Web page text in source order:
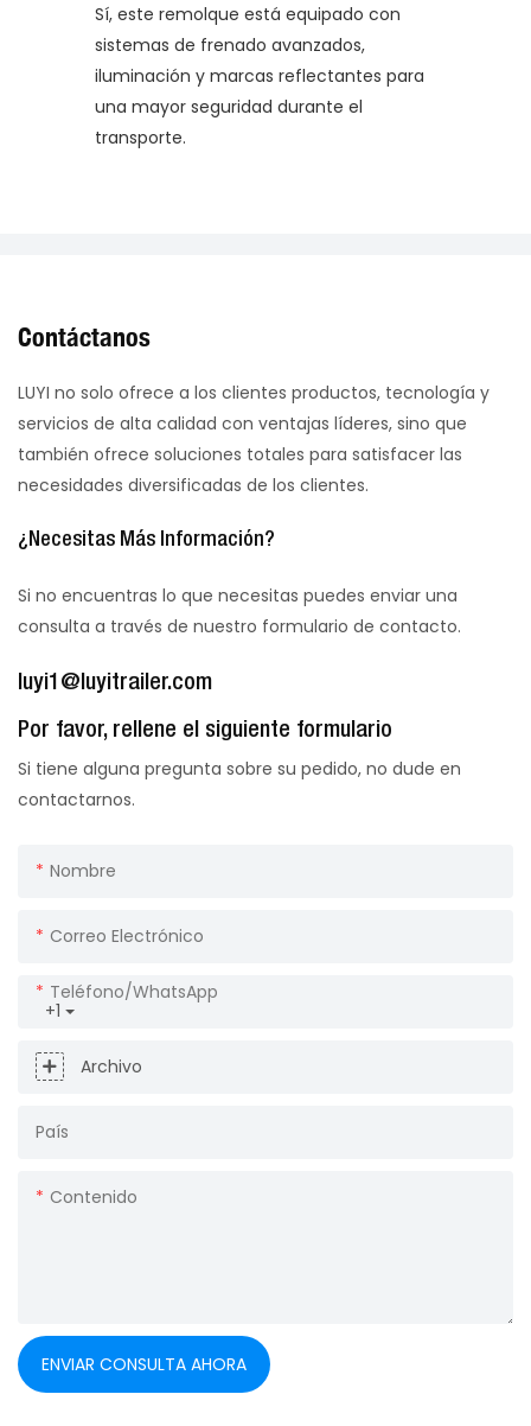
Sí, este remolque está equipado con
sistemas de frenado avanzados,
iluminación y marcas reflectantes para
una mayor seguridad durante el
transporte.
Contáctanos
LUYI no solo ofrece a los clientes productos, tecnología y
servicios de alta calidad con ventajas líderes, sino que
también ofrece soluciones totales para satisfacer las
necesidades diversificadas de los clientes.
¿Necesitas Más Información?
Si no encuentras lo que necesitas puedes enviar una
consulta a través de nuestro formulario de contacto.
luyi1@luyitrailer.com
Por favor, rellene el siguiente formulario
Si tiene alguna pregunta sobre su pedido, no dude en
contactarnos.
Nombre
Correo Electrónico
+1
Teléfono/WhatsApp
Archivo
País
Contenido
ENVIAR CONSULTA AHORA